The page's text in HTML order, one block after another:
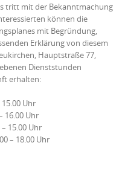
tritt mit der Bekanntmachung
können die
mit Begründung,
Erklärung von diesem
Hauptstraße 77,
Dienststunden
erhalten:
Uhr
16.00 Uhr
15.00 Uhr
– 18.00 Uhr